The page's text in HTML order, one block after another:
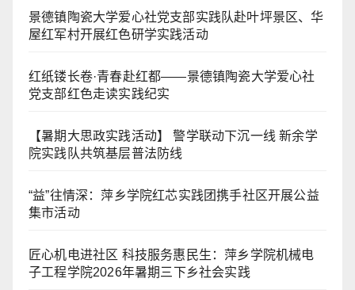
景德镇陶瓷大学爱心社党支部实践队赴叶坪景区、华
屋红军村开展红色研学实践活动
红纸镂长卷·青春赴红都——景德镇陶瓷大学爱心社
党支部红色走读实践纪实
【暑期大思政实践活动】 警学联动下沉一线 新余学
院实践队共筑基层普法防线
“益”往情深：萍乡学院红芯实践团携手社区开展公益
集市活动
匠心机电进社区 科技服务惠民生：萍乡学院机械电
子工程学院2026年暑期三下乡社会实践